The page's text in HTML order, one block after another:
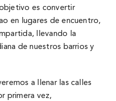
es convertir
en lugares de encuentro,
llevando la
de nuestros barrios y
a llenar las calles
primera vez,